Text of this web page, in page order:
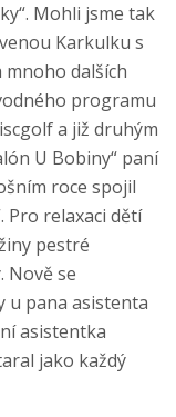
Mohli jsme tak
Karkulku s
dalších
programu
a již druhým
U Bobiny“ paní
roce spojil
Pro relaxaci dětí
pestré
Nově se
u pana asistenta
asistentka
jako každý